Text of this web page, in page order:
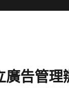
廣告管理